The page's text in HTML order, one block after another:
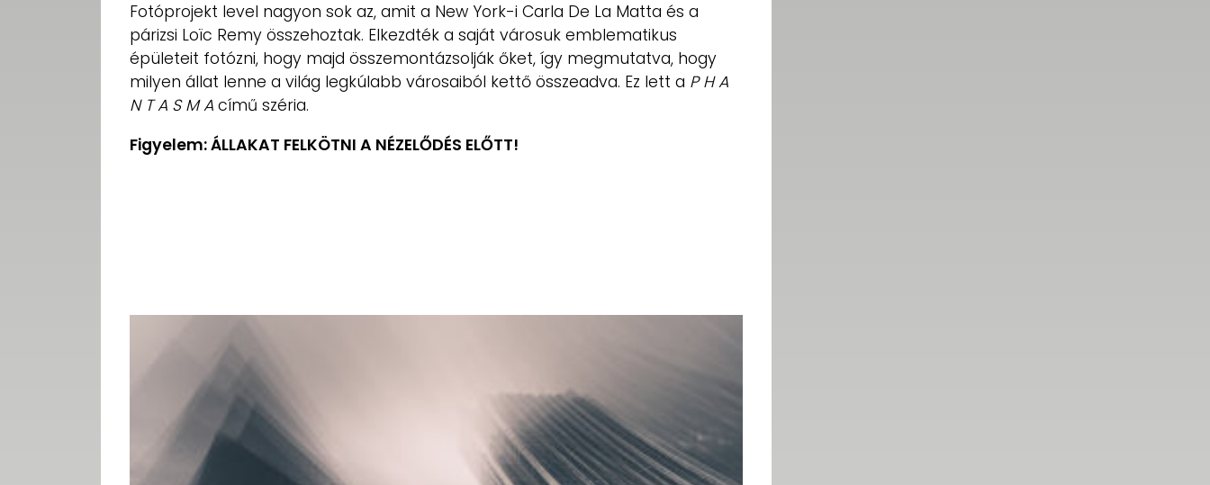
Fotóprojekt level nagyon sok az, amit a New York-i Carla De La Matta és a
párizsi Loïc Remy összehoztak. Elkezdték a saját városuk emblematikus
épületeit fotózni, hogy majd összemontázsolják őket, így megmutatva, hogy
milyen állat lenne a világ legkúlabb városaiból kettő összeadva. Ez lett a P H A
N T A S M A című széria.
Figyelem: ÁLLAKAT FELKÖTNI A NÉZELŐDÉS ELŐTT!